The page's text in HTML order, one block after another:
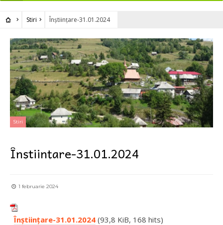
Stiri Înștiințare-31.01.2024
Stiri
Înștiințare-31.01.2024
1 februarie 2024
Înștiințare-31.01.2024 (93,8 KiB, 168 hits)